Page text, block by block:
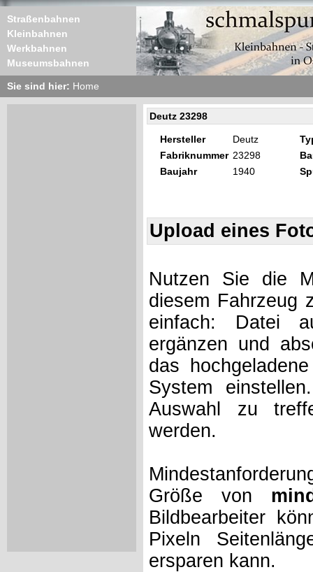
Straßenbahnen
Kleinbahnen
Werkbahnen
Museumsbahnen
Sie sind hier: Home
Deutz 23298
Hersteller Deutz
Fabriknummer 23298
Baujahr
1940
Upload eines
Nutzen Sie die
diesem Fahrzeug
einfach: Datei
ergänzen und
das
System
Auswahl zu
werden.
Größe von
Bildbearbeiter
Pixeln
ersparen kann.